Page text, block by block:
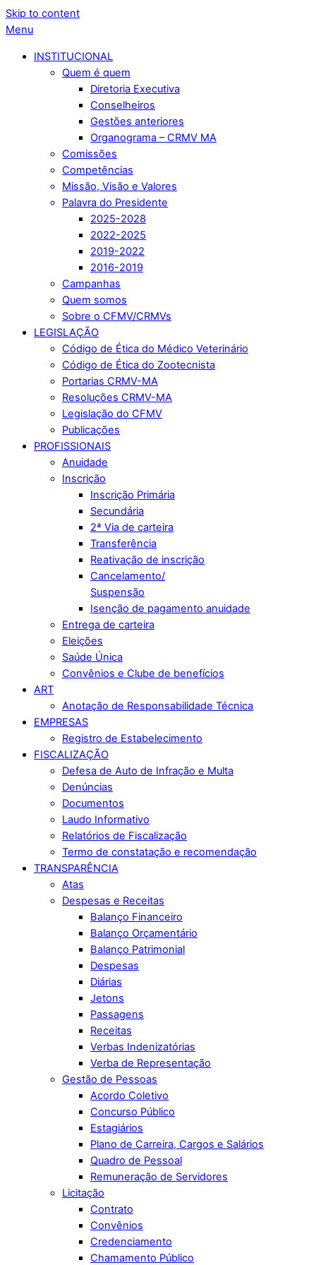
Skip to content
Menu
INSTITUCIONAL
Quem é quem
Diretoria Executiva
Conselheiros
Gestões anteriores
Organograma – CRMV MA
Comissões
Competências
Missão, Visão e Valores
Palavra do Presidente
2025-2028
2022-2025
2019-2022
2016-2019
Campanhas
Quem somos
Sobre o CFMV/CRMVs
LEGISLAÇÃO
Código de Ética do Médico Veterinário
Código de Ética do Zootecnista
Portarias CRMV-MA
Resoluções CRMV-MA
Legislação do CFMV
Publicações
PROFISSIONAIS
Anuidade
Inscrição
Inscrição Primária
Secundária
2ª Via de carteira
Transferência
Reativação de inscrição
Cancelamento/
Suspensão
Isenção de pagamento anuidade
Entrega de carteira
Eleições
Saúde Única
Convênios e Clube de benefícios
ART
Anotação de Responsabilidade Técnica
EMPRESAS
Registro de Estabelecimento
FISCALIZAÇÃO
Defesa de Auto de Infração e Multa
Denúncias
Documentos
Laudo Informativo
Relatórios de Fiscalização
Termo de constatação e recomendação
TRANSPARÊNCIA
Atas
Despesas e Receitas
Balanço Financeiro
Balanço Orçamentário
Balanço Patrimonial
Despesas
Diárias
Jetons
Passagens
Receitas
Verbas Indenizatórias
Verba de Representação
Gestão de Pessoas
Acordo Coletivo
Concurso Público
Estagiários
Plano de Carreira, Cargos e Salários
Quadro de Pessoal
Remuneração de Servidores
Licitação
Contrato
Convênios
Credenciamento
Chamamento Público